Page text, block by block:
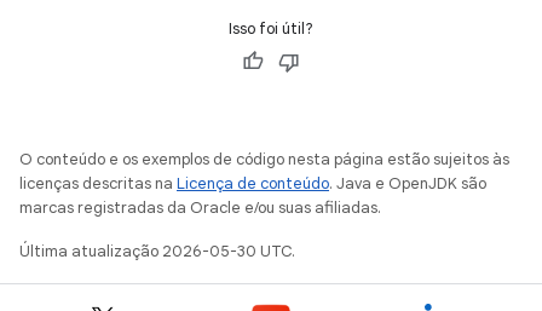
Isso foi útil?
O conteúdo e os exemplos de código nesta página estão sujeitos às
licenças descritas na Licença de conteúdo. Java e OpenJDK são
marcas registradas da Oracle e/ou suas afiliadas.
Última atualização 2026-05-30 UTC.